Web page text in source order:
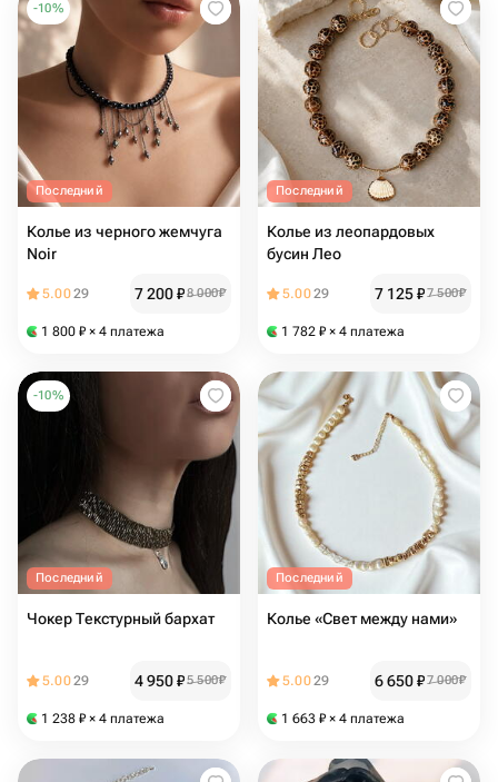
-10%
Последний
Колье из черного жемчуга
Noir
5.0029 7 200₽8 000₽
1 800 ₽ × 4 платежа
Последний
Колье из леопардовых
бусин Лео
5.0029 7 125₽7 500₽
1 782 ₽ × 4 платежа
-10%
Последний
Чокер Текстурный бархат
5.0029 4 950₽5 500₽
1 238 ₽ × 4 платежа
Последний
Колье «Свет между нами»
5.0029 6 650₽7 000₽
1 663 ₽ × 4 платежа